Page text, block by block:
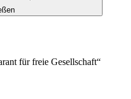
für freie Gesellschaft“